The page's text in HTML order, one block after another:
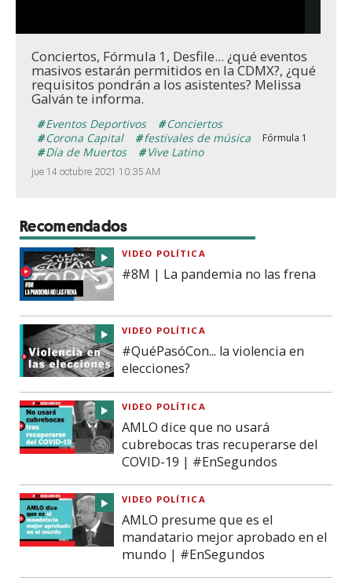
jue 14 octubre 2021 10:35 AM
Conciertos, Fórmula 1, Desfile... ¿qué eventos
masivos estarán permitidos en la CDMX?, ¿qué
requisitos pondrán a los asistentes? Melissa
Galván te informa.
Eventos Deportivos
Conciertos
Corona Capital
festivales de música Fórmula 1
Día de Muertos Vive Latino
Recomendados
VIDEO POLÍTICA
#8M | La pandemia no las frena
VIDEO POLÍTICA
#QuéPasóCon... la violencia en
elecciones?
VIDEO POLÍTICA
AMLO dice que no usará
cubrebocas tras recuperarse del
COVID-19 | #EnSegundos
VIDEO POLÍTICA
AMLO presume que es el
mandatario mejor aprobado en el
mundo | #EnSegundos